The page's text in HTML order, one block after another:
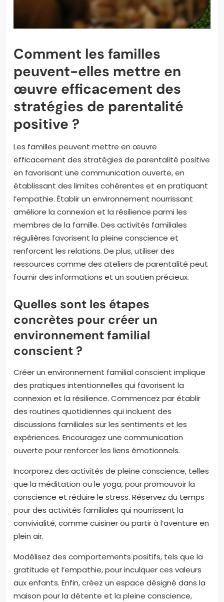
Comment les familles
peuvent-elles mettre en
œuvre efficacement des
stratégies de parentalité
positive ?
Les familles peuvent mettre en œuvre
efficacement des stratégies de parentalité positive
en favorisant une communication ouverte, en
établissant des limites cohérentes et en pratiquant
l’empathie. Établir un environnement nourrissant
améliore la connexion et la résilience parmi les
membres de la famille. Des activités familiales
régulières favorisent la pleine conscience et
renforcent les relations. De plus, utiliser des
ressources comme des ateliers de parentalité peut
fournir des informations et un soutien précieux.
Quelles sont les étapes
concrètes pour créer un
environnement familial
conscient ?
Créer un environnement familial conscient implique
des pratiques intentionnelles qui favorisent la
connexion et la résilience. Commencez par établir
des routines quotidiennes qui incluent des
discussions familiales sur les sentiments et les
expériences. Encouragez une communication
ouverte pour renforcer les liens émotionnels.
Incorporez des activités de pleine conscience, telles
que la méditation ou le yoga, pour promouvoir la
conscience et réduire le stress. Réservez du temps
pour des activités familiales qui nourrissent la
convivialité, comme cuisiner ou partir à l’aventure en
plein air.
Modélisez des comportements positifs, tels que la
gratitude et l’empathie, pour inculquer ces valeurs
aux enfants. Enfin, créez un espace désigné dans la
maison pour la détente et la pleine conscience,